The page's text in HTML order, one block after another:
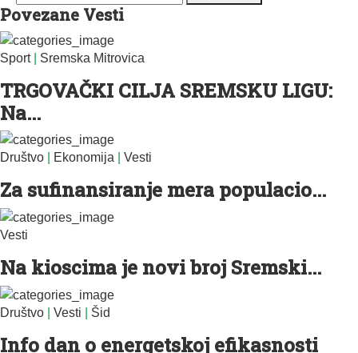
Povezane Vesti
Sport| Sremska Mitrovica
TRGOVAČKI CILJA SREMSKU LIGU:
Na...
Društvo Ekonomija Vesti
Za sufinansiranje mera populacio...
Vesti
Na kioscima je novi broj Sremski...
Društvo Vesti Šid
Info dan o energetskoj efikasnosti